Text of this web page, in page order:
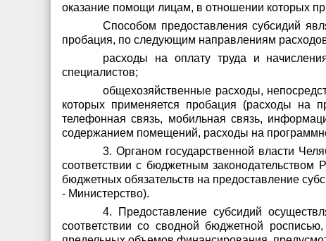
оказание помощи лицам, в отношении которых
Способом предоставления субсидий
пробация, по следующим направлениям
расходы на оплату труда и
специалистов;
общехозяйственные расходы,
которых применяется пробация (расходы на
телефонная связь, мобильная связь,
содержанием помещений, расходы на
3. Органом государственной власти
соответствии с бюджетным
бюджетных обязательств на предоставление
- Министерство).
4. Предоставление субсидий
соответствии со сводной бюджетной